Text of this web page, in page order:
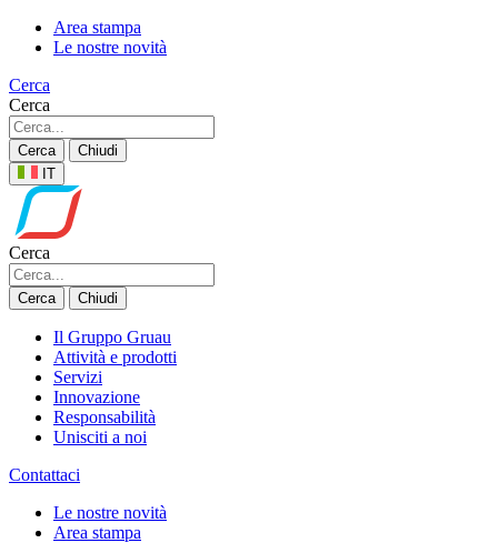
Area stampa
Le nostre novità
Cerca
Cerca
Cerca
Chiudi
IT
Cerca
Cerca Chiudi
Il Gruppo Gruau
Attività e prodotti
Servizi
Innovazione
Responsabilità
Unisciti a noi
Contattaci
Le nostre novità
Area stampa